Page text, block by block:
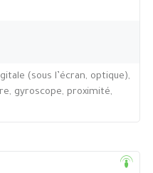
(sous l’écran, optique),
gyroscope, proximité,